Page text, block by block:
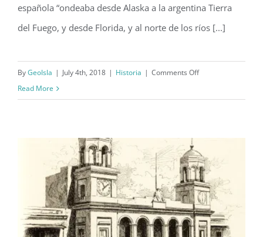
española “ondeaba desde Alaska a la argentina Tierra
del Fuego, y desde Florida, y al norte de los ríos [...]
ByGeoIsla | July 4th, 2018 | Historia | Comments Offon
y
la
independencia
de
los
Estados
Read More